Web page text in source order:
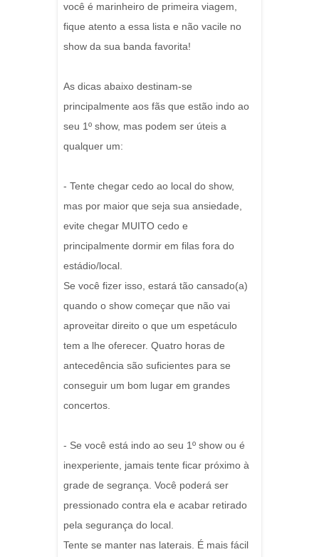
você é marinheiro de primeira viagem,
fique atento a essa lista e não vacile no
show da sua banda favorita!
As dicas abaixo destinam-se
principalmente aos fãs que estão indo ao
seu 1º show, mas podem ser úteis a
qualquer um:
- Tente chegar cedo ao local do show,
mas por maior que seja sua ansiedade,
evite chegar MUITO cedo e
principalmente dormir em filas fora do
estádio/local.
Se você fizer isso, estará tão cansado(a)
quando o show começar que não vai
aproveitar direito o que um espetáculo
tem a lhe oferecer. Quatro horas de
antecedência são suficientes para se
conseguir um bom lugar em grandes
concertos.
- Se você está indo ao seu 1º show ou é
inexperiente, jamais tente ficar próximo à
grade de segrança. Você poderá ser
pressionado contra ela e acabar retirado
pela segurança do local.
Tente se manter nas laterais. É mais fácil